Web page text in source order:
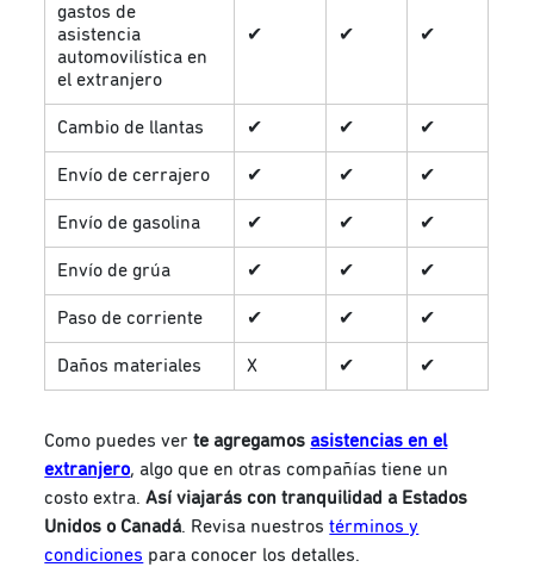
gastos de
asistencia
automovilística en
el extranjero
✔ ✔ ✔
Cambio de llantas ✔ ✔ ✔
Envío de cerrajero ✔ ✔ ✔
Envío de gasolina ✔ ✔ ✔
Envío de grúa ✔ ✔ ✔
Paso de corriente ✔ ✔ ✔
Daños materiales X ✔ ✔
Como puedes verte agregamos asistencias en el
extranjero, algo que en otras compañías tiene un
costo extra. Así viajarás con tranquilidad a Estados
Unidos o Canadá. Revisa nuestrostérminos y
condiciones para conocer los detalles.